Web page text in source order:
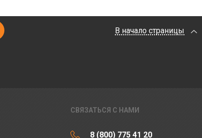
В начало страницы
СВЯЗАТЬСЯ С НАМИ
8 (800) 775 41 20